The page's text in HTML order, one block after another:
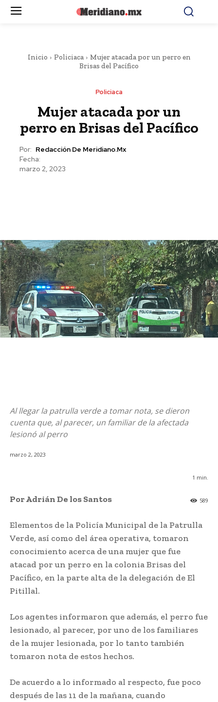
Inicio Policiaca
Mujer atacada por un perro en
Brisas del Pacífico
Policiaca
Mujer atacada por un
perro en Brisas del Pacífico
Por: Redacción De Meridiano.mx
Fecha:
marzo 2, 2023
Al llegar la patrulla verde a tomar nota, se dieron
cuenta que, al parecer, un familiar de la afectada
lesionó al perro
marzo 2, 2023
1 min.
589
Por Adrián De los Santos
Elementos de la Policía Municipal de la Patrulla
Verde, así como del área operativa, tomaron
conocimiento acerca de una mujer que fue
atacad por un perro en la colonia Brisas del
Pacífico, en la parte alta de la delegación de El
Pitillal.
Los agentes informaron que además, el perro fue
lesionado, al parecer, por uno de los familiares
de la mujer lesionada, por lo tanto también
tomaron nota de estos hechos.
De acuerdo a lo informado al respecto, fue poco
después de las 11 de la mañana, cuando